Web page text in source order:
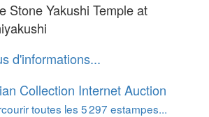
Stone Yakushi Temple at
d'informations...
Collection Internet Auction
toutes les 5 297 estampes...